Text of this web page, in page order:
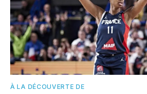
À LA DÉCOUVERTE DE